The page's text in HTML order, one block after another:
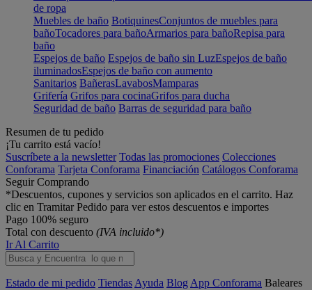
de ropa
Muebles de baño BotiquinesConjuntos de muebles para
bañoTocadores para bañoArmarios para bañoRepisa para
baño
Espejos de baño Espejos de baño sin LuzEspejos de baño
iluminadosEspejos de baño con aumento
Sanitarios BañerasLavabosMamparas
Grifería Grifos para cocinaGrifos para ducha
Seguridad de baño Barras de seguridad para baño
Resumen de tu pedido
¡Tu carrito está vacío!
Suscríbete a la newsletter Todas las promociones Colecciones
Conforama Tarjeta Conforama Financiación Catálogos Conforama
Seguir Comprando
*Descuentos, cupones y servicios son aplicados en el carrito. Haz
clic en Tramitar Pedido para ver estos descuentos e importes
Pago 100% seguro
Total con descuento (IVA incluido*)
Ir Al Carrito
Estado de mi pedido Tiendas Ayuda Blog App Conforama Baleares